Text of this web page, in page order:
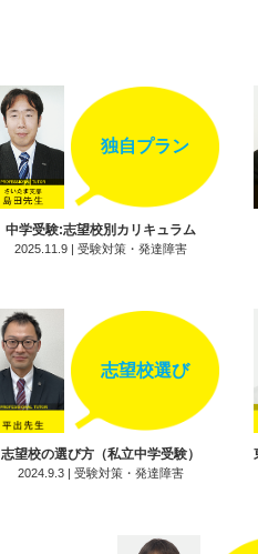
発達障害とカラーテスト
発達障害と白黒思考（
発達障害と小学生の算数
発達障害と小テスト（山
発達障害と不登校（島
パズルで簡単！楽しく
発達障害と漢字の必要
発達障害とケアレスミ
独自プラン
中学受験:志望校別カリキュラム
2025.11.9 | 受験対策・発達障害
志望校選び
志望校の選び方（私立中学受験）
2024.9.3 | 受験対策・発達障害